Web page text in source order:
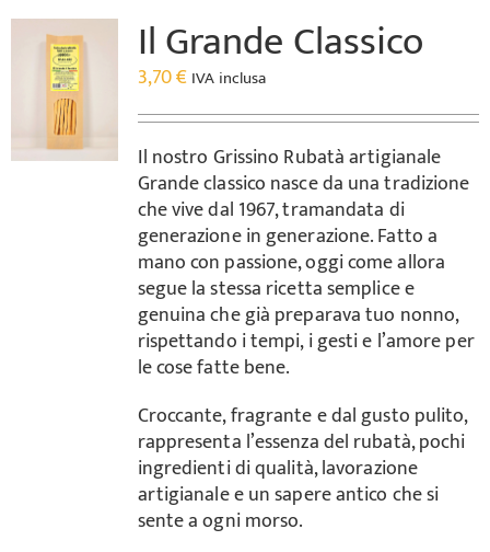
Il Grande Classico
3,70€ IVA inclusa
Il nostro Grissino Rubatà artigianale
Grande classico nasce da una tradizione
che vive dal 1967, tramandata di
generazione in generazione. Fatto a
mano con passione, oggi come allora
segue la stessa ricetta semplice e
genuina che già preparava tuo nonno,
rispettando i tempi, i gesti e l’amore per
le cose fatte bene.
Croccante, fragrante e dal gusto pulito,
rappresenta l’essenza del rubatà, pochi
ingredienti di qualità, lavorazione
artigianale e un sapere antico che si
sente a ogni morso.